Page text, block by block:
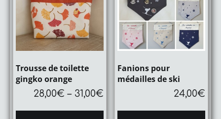
Trousse de toilette
gingko orange
28,00€ – 31,00€
Fanions pour
médailles de ski
24,00€